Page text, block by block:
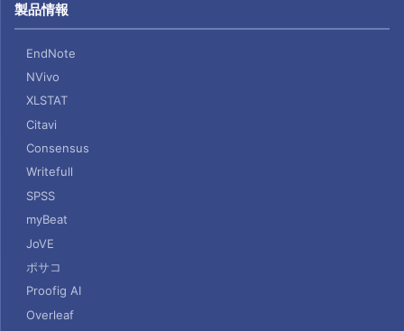
製品情報
EndNote
NVivo
XLSTAT
Citavi
Consensus
Writefull
SPSS
myBeat
JoVE
ポサコ
Proofig AI
Overleaf